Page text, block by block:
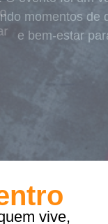
integração
Fuse Eventos
para
de
vive,